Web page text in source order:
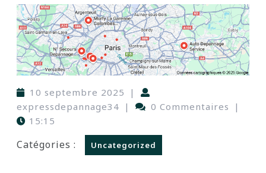
10 septembre 2025
|
expressdepannage34 | 0 Commentaires
|
15:15
Catégories : Uncategorized